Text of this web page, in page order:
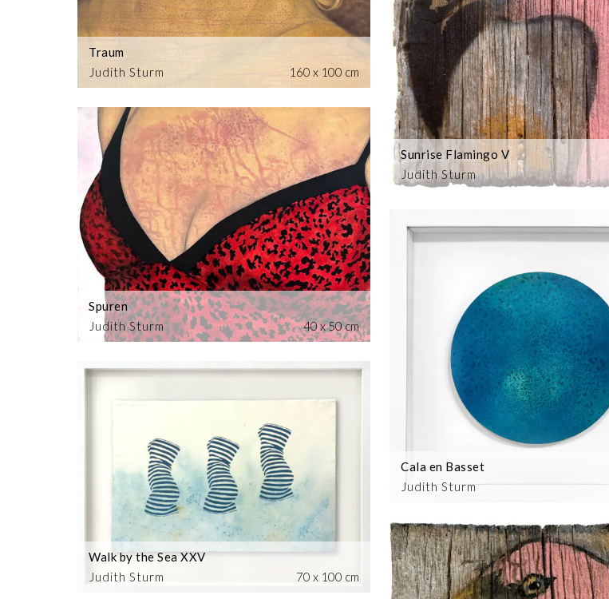
Judith Sturm
Traum
160 x 100 cm
Judith Sturm
Spuren
40 x 50 cm
Judith Sturm
Walk by the Sea XXV
70 x 100 cm
Judith Sturm
Sunrise Flamingo V
Judith Sturm
Cala en Basset